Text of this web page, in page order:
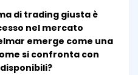
di trading giusta è
nel mercato
emerge come una
si confronta con